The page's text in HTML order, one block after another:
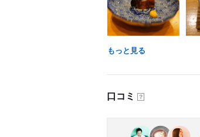
もっと見る
口コミ ？